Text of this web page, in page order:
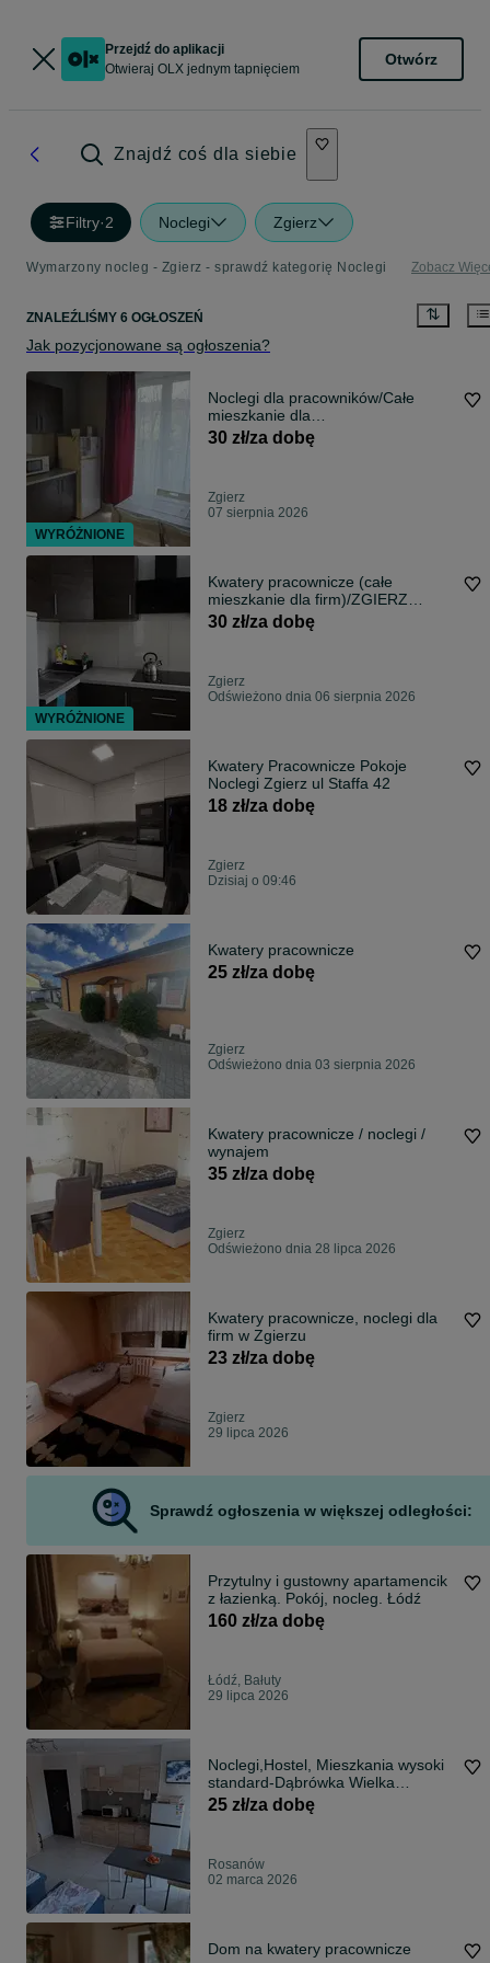
Przejdź do aplikacji
Otwieraj OLX jednym tapnięciem
Otwórz
Znajdź coś dla siebie
Filtry·2 Noclegi Zgierz
Wymarzony nocleg - Zgierz - sprawdź kategorię Noclegi Zobacz
ZNALEŹLIŚMY 6 OGŁOSZEŃ
Jak pozycjonowane są ogłoszenia?
Noclegi dla pracowników/Całe
mieszkanie dla
firm/ZGIERZ/CENTRUM
30 zł/za dobę
Zgierz
07 sierpnia 2026
Kwatery pracownicze (całe
mieszkanie dla firm)/ZGIERZ
CENTRUM
30 zł/za dobę
Zgierz
Odświeżono dnia 06 sierpnia 2026
Kwatery Pracownicze Pokoje
Noclegi Zgierz ul Staffa 42
18 zł/za dobę
Zgierz
Dzisiaj o 09:46
Kwatery pracownicze
25 zł/za dobę
Zgierz
Odświeżono dnia 03 sierpnia 2026
Kwatery pracownicze / noclegi /
wynajem
35 zł/za dobę
Zgierz
Odświeżono dnia 28 lipca 2026
Kwatery pracownicze, noclegi dla
firm w Zgierzu
23 zł/za dobę
Zgierz
29 lipca 2026
WYRÓŻNIONE
WYRÓŻNIONE
Sprawdź ogłoszenia w większej odległości:
Przytulny i gustowny apartamencik
z łazienką. Pokój, nocleg. Łódź
160 zł/za dobę
Łódź, Bałuty
29 lipca 2026
Noclegi,Hostel, Mieszkania wysoki
standard-Dąbrówka Wielka
,Rosanów,Ozorków ,Zgierz,
Dąbrówka Wielka, Leśmierz
25 zł/za dobę
Rosanów
02 marca 2026
Dom na kwatery pracownicze